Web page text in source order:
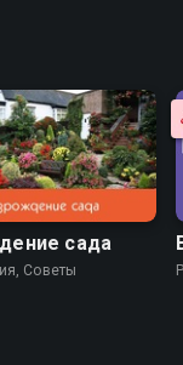
сада
Советы